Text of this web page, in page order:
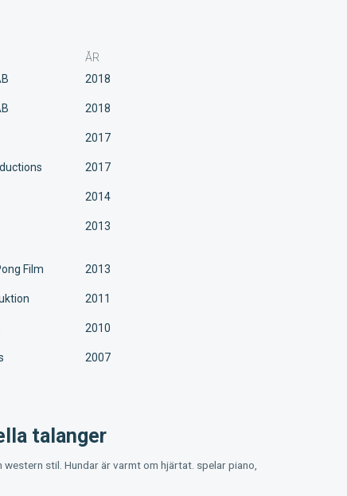
ÅR
2018
2018
2017
2017
2014
2013
Film 2013
2011
2010
2007
talanger
stil. Hundar är varmt om hjärtat. spelar piano,